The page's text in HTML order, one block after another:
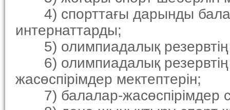
4) спорттағы дарынды
интернаттарды;
5) олимпиадалық резервтiң
6) олимпиадалық резервтiң
жасөспiрiмдер мектептерiн;
7) балалар-жасөспiрiмдер